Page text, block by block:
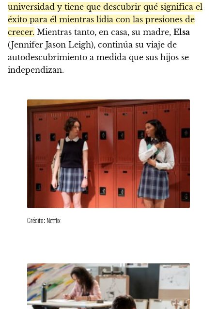
universidad y tiene que descubrir qué significa el
éxito para él mientras lidia con las presiones de
crecer. Mientras tanto, en casa, su madre, Elsa
(Jennifer Jason Leigh), continúa su viaje de
autodescubrimiento a medida que sus hijos se
independizan.
Crédito: Netflix